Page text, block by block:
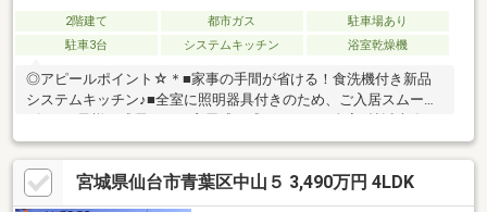
2階建て 都市ガス
駐車場あり
駐車3台
システムキッチン 浴室乾燥機
◎アピールポイント☆＊■家事の手間が省ける！食洗機付き新品
システムキッチン♪■全室に照明器具付きのため、ご入居スムー
お洗濯物や寝具類も同時に干せる広々バルコニー♪■本格的BBQも
楽しめる広いお庭付きのお家 :)◎周辺環境☆＊・北中山小学校：
徒歩15分・南中山中学校：徒歩20分・ミニストップ南中山店：徒
歩15分・ヨークベニマル南中山店：徒歩17分◎お問い合わせにつ
宮城県仙台市青葉区中山５ 3,490万円 4LDK